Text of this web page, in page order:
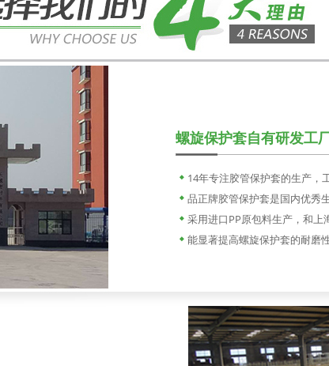
螺旋保护套自有研发工
14年专注胶管保护套的生产，
品正牌胶管保护套是国内优秀
采用进口PP原包料生产，和上
能显著提高螺旋保护套的耐磨